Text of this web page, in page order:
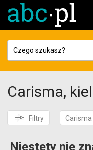
Carisma,
Filtry Carisma
Niestety nie